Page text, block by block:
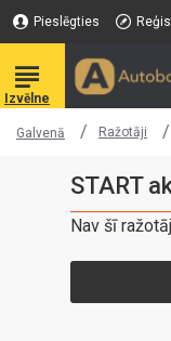
Pieslēgties
Galvenā Ražotāji
START
Nav šī